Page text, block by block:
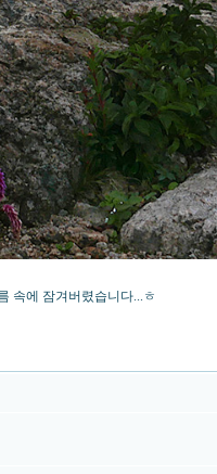
속에 잠겨버렸습니다...ㅎ